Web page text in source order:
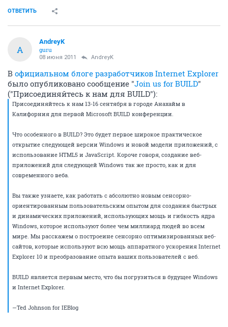
ОТВЕТИТЬ
A
AndreyK
guru
08 июня 2011 AndreyK
В официальном блоге разработчиков Internet Explorer
было опубликовано сообщение "Join us for BUILD"
("Присоединяйтесь к нам для BUILD"):
Присоединяйтесь к нам 13-16 сентября в городе Анахайм в
Калифорния для первой Microsoft BUILD конференции.
Что особенного в BUILD? Это будет первое широкое практическое
открытие следующей версии Windows и новой модели приложений, с
использование HTML5 и JavaScript. Короче говоря, создание веб-
приложений для следующей Windows так же просто, как и для
современного веба.
Вы также узнаете, как работать с абсолютно новым сенсорно-
ориентированным пользовательским опытом для создания быстрых
и динамических приложений, использующих мощь и гибкость ядра
Windows, которое используют более чем миллиард людей во всем
мире. Мы расскажем о построеине сенсорно оптимизированных веб-
сайтов, которые используют всю мощь аппаратного ускорения Internet
Explorer 10 и преобразование опыта ваших пользователей с веб.
BUILD является первым место, что бы погрузиться в будущее Windows
и Internet Explorer.
—Ted Johnson for IEBlog